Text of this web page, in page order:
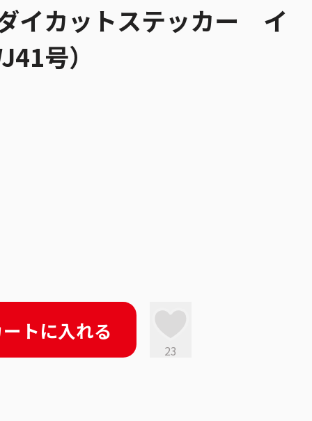
イカットステッカー イ
号）
トに入れる
23